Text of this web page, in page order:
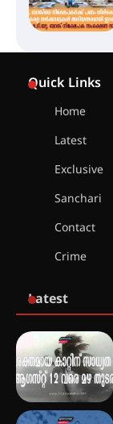
Quick Links
Home
Latest
Exclusive
Sanchari
Contact
Crime
Latest